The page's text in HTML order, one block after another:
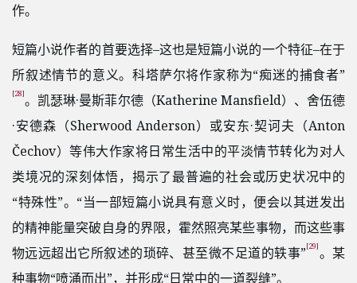
作。
短篇小说作者的首要选择–这也是短篇小说的一个特征–在于
所叙述情节的意义。科塔萨尔将作家称为“痴迷的捕食者”
[28]。凯瑟琳·曼斯菲尔德（Katherine Mansfield）、舍伍德
·安德森（Sherwood Anderson）或安东·契诃夫（Anton
Čechov）等伟大作家将日常生活中的平淡情节转化为对人
类境况的深刻体悟，揭示了最普遍的社会或历史状况中的
“特殊性”。“当一部短篇小说具有意义时，便会以其迸发出
的精神能量突破自身的界限，霍然照亮某些事物，而这些事
物远远超出它所叙述的琐碎、甚至微不足道的轶事”[29]。某
种事物“喷涌而出”，并形成“日常中的一道裂缝”。